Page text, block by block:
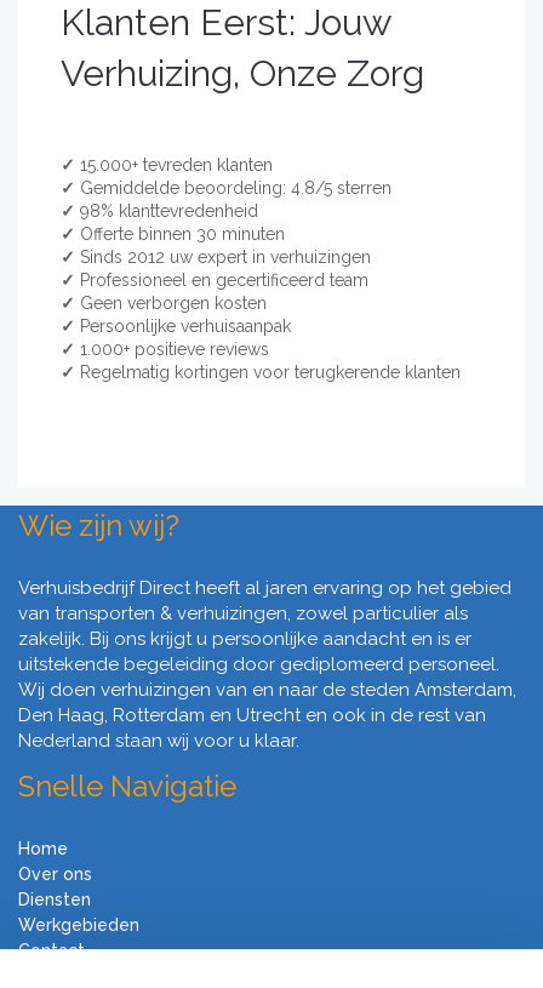
Klanten Eerst: Jouw
Verhuizing, Onze Zorg
✓ 15.000+ tevreden klanten
✓ Gemiddelde beoordeling: 4.8/5 sterren
✓ 98% klanttevredenheid
✓ Offerte binnen 30 minuten
✓ Sinds 2012 uw expert in verhuizingen
✓ Professioneel en gecertificeerd team
✓ Geen verborgen kosten
✓ Persoonlijke verhuisaanpak
✓ 1.000+ positieve reviews
✓ Regelmatig kortingen voor terugkerende klanten
Wie zijn wij?
Verhuisbedrijf Direct heeft al jaren ervaring op het gebied
van transporten & verhuizingen, zowel particulier als
zakelijk. Bij ons krijgt u persoonlijke aandacht en is er
uitstekende begeleiding door gediplomeerd personeel.
Wij doen verhuizingen van en naar de steden Amsterdam,
Den Haag, Rotterdam en Utrecht en ook in de rest van
Nederland staan wij voor u klaar.
Snelle Navigatie
Home
Over ons
Diensten
Werkgebieden
Contact